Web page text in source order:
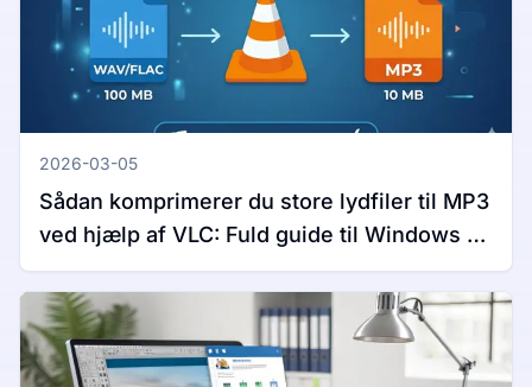
2026-03-05
Sådan komprimerer du store lydfiler til MP3
ved hjælp af VLC: Fuld guide til Windows og
Mac